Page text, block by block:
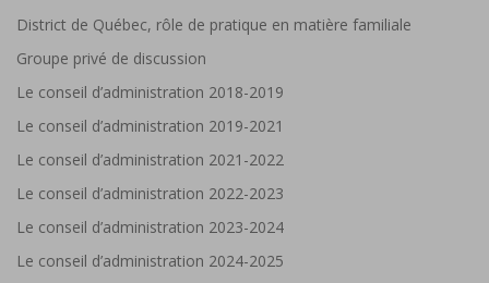
District de Québec, rôle de pratique en matière familiale
Groupe privé de discussion
Le conseil d’administration 2018-2019
Le conseil d’administration 2019-2021
Le conseil d’administration 2021-2022
Le conseil d’administration 2022-2023
Le conseil d’administration 2023-2024
Le conseil d’administration 2024-2025